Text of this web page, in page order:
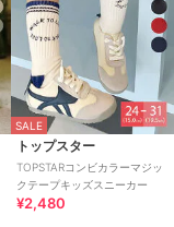
SALE
トップスター
TOPSTARコンビカラーマジッ
クテープキッズスニーカー
¥2,480